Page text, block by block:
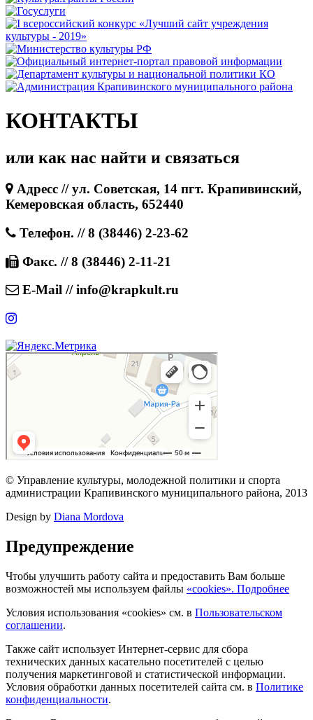
КОНТАКТЫ
или как нас найти и связаться
Адресс // ул. Советская, 14 пгт. Крапивинский,
Кемеровская область, 652440
Телефон. // 8 (38446) 2-23-62
Факс. // 8 (38446) 2-11-21
E-Mail // info@krapkult.ru
© Управление культуры, молодежной политики и спорта
администрации Крапивинского муниципального района, 2013
Design by Diana Mordova
Предупреждение
Чтобы улучшить работу сайта и предоставить Вам больше
возможностей мы используем файлы «cookies». Подробнее
Условия использования «cookies» см. в Пользовательском
соглашении.
Также сайт использует Интернет-сервис для сбора
технических данных касательно посетителей с целью
получения маркетинговой и статистической информации.
Условия обработки данных посетителей сайта см. в Политике
конфиденциальности.